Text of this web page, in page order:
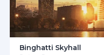
Binghatti Skyhall